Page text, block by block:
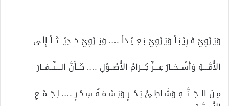
وَيَـرْوِيْ قَـرِيْـبَـاً وَيَـرْوِيْ بَـعِــيْـدَاً …. وَيَــرْوِيْ حَــدِيْـــثَــاً إِلَـى
الأُمَّـــةِ وَأَشْــجَــارُ عِـــزٍّ كِــرَامُ الأُصُــوْلِ …. كَــأَنَّ الـــثِّــمَــارَ
مِـنَ الــجَـــنَّــةِ وَشَـاطِـئُ بَـحْــرٍ وَنِـسْـمَـةُ سِـحْـرٍ …. لِـجَــمْــعِ